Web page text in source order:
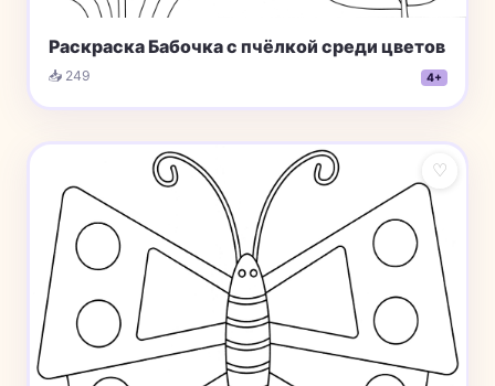
Раскраска Бабочка с пчёлкой среди цветов
📥 249 4+
♡